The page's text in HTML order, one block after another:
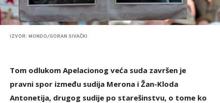
IZVOR: MONDO/GORAN SIVAČKI
Tom odlukom Apelacionog veća suda završen je
pravni spor između sudija Merona i Žan-Kloda
Antonetija, drugog sudije po starešinstvu, o tome ko